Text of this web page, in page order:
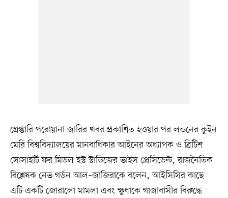
গ্রেপ্তারি পরোয়ানা জারির খবর প্রকাশিত হওয়ার পর লন্ডনের কুইন
মেরি বিশ্ববিদ্যালয়ের মানবাধিকার আইনের অধ্যাপক ও ব্রিটিশ
সোসাইটি ফর মিডল ইস্ট স্টাডিজের ভাইস প্রেসিডেন্ট, রাজনৈতিক
বিশ্লেষক নেভ গর্ডন আল–জাজিরাকে বলেন, আইসিসির কাছে
এটি একটি জোরালো মামলা এবং ক্ষুধাকে গাজাবাসীর বিরুদ্ধে